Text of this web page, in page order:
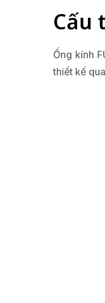
Cấu
Ống kính
thiết kế